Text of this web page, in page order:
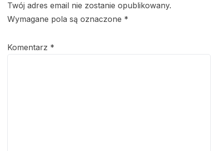
Twój adres email nie zostanie opublikowany.
Wymagane pola są oznaczone *
Komentarz *